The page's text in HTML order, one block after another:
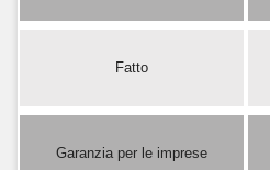
Fatto
Garanzia per le imprese